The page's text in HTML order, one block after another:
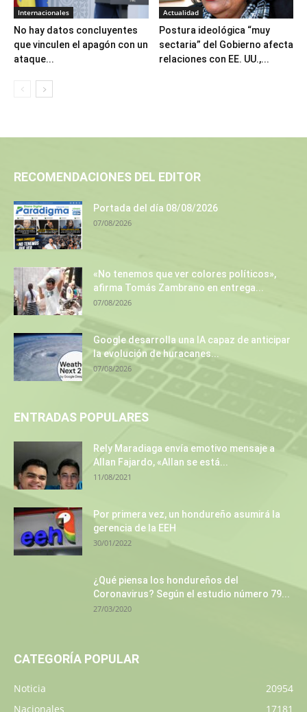
Internacionales
No hay datos concluyentes
que vinculen el apagón con un
ataque...
Actualidad
Postura ideológica “muy
sectaria” del Gobierno afecta
relaciones con EE. UU.,...
RECOMENDACIONES DEL EDITOR
Portada del día 08/08/2026
07/08/2026
«No tenemos que ver colores políticos»,
afirma Tomás Zambrano en entrega...
07/08/2026
Google desarrolla una IA capaz de anticipar
la evolución de huracanes...
07/08/2026
ENTRADAS POPULARES
Rely Maradiaga envía emotivo mensaje a
Allan Fajardo, «Allan se está...
11/08/2021
Por primera vez, un hondureño asumirá la
gerencia de la EEH
30/01/2022
¿Qué piensa los hondureños del
Coronavirus? Según el estudio número 79...
27/03/2020
CATEGORÍA POPULAR
Noticia
20954
Nacionales
17181